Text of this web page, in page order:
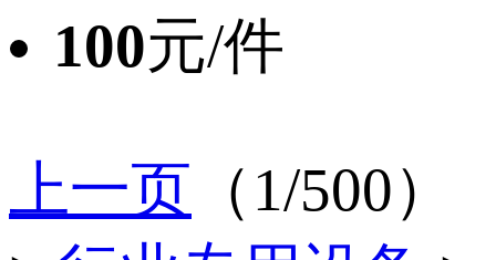
100元/件
上一页 （1/500）